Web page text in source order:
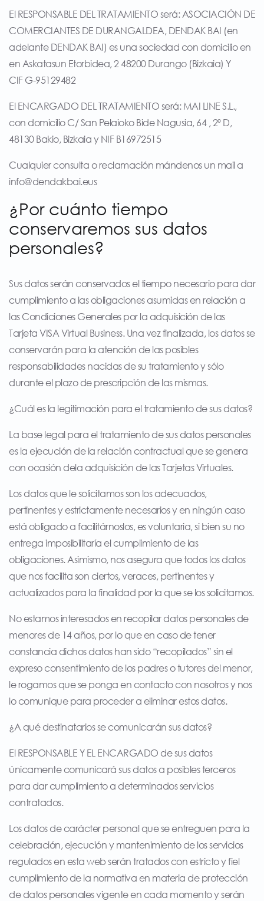
El RESPONSABLE DEL TRATAMIENTO será: ASOCIACIÓN DE
COMERCIANTES DE DURANGALDEA, DENDAK BAI (en
adelante DENDAK BAI) es una sociedad con domicilio en
en Askatasun Etorbidea, 2 48200 Durango (Bizkaia) Y
CIF G-95129482
El ENCARGADO DEL TRATAMIENTO será: MAI LINE S.L.,
con domicilio C/ San Pelaioko Bide Nagusia, 64 , 2º D,
48130 Bakio, Bizkaia y NIF B16972515
Cualquier consulta o reclamación mándenos un mail a
info@dendakbai.eus
¿Por cuánto tiempo
conservaremos sus datos
personales?
Sus datos serán conservados el tiempo necesario para dar
cumplimiento a las obligaciones asumidas en relación a
las Condiciones Generales por la adquisición de las
Tarjeta VISA Virtual Business. Una vez finalizada, los datos se
conservarán para la atención de las posibles
responsabilidades nacidas de su tratamiento y sólo
durante el plazo de prescripción de las mismas.
¿Cuál es la legitimación para el tratamiento de sus datos?
La base legal para el tratamiento de sus datos personales
es la ejecución de la relación contractual que se genera
con ocasión dela adquisición de las Tarjetas Virtuales.
Los datos que le solicitamos son los adecuados,
pertinentes y estrictamente necesarios y en ningún caso
está obligado a facilitárnoslos, es voluntaria, si bien su no
entrega imposibilitaría el cumplimiento de las
obligaciones. Asimismo, nos asegura que todos los datos
que nos facilita son ciertos, veraces, pertinentes y
actualizados para la finalidad por la que se los solicitamos.
No estamos interesados en recopilar datos personales de
menores de 14 años, por lo que en caso de tener
constancia dichos datos han sido “recopilados” sin el
expreso consentimiento de los padres o tutores del menor,
le rogamos que se ponga en contacto con nosotros y nos
lo comunique para proceder a eliminar estos datos.
¿A qué destinatarios se comunicarán sus datos?
El RESPONSABLE Y EL ENCARGADO de sus datos
únicamente comunicará sus datos a posibles terceros
para dar cumplimiento a determinados servicios
contratados.
Los datos de carácter personal que se entreguen para la
celebración, ejecución y mantenimiento de los servicios
regulados en esta web serán tratados con estricto y fiel
cumplimiento de la normativa en materia de protección
de datos personales vigente en cada momento y serán